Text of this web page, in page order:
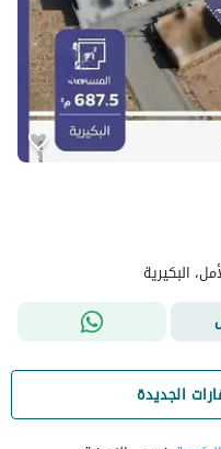
البكيرية
الجديدة